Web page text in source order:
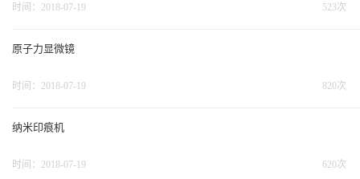
523次
时间：2018-07-19
原子力显微镜
820次
时间：2018-07-19
纳米印痕机
620次
时间：2018-07-19